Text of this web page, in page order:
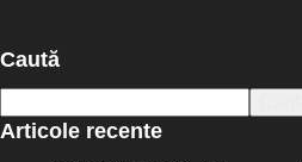
Caută
Articole recente